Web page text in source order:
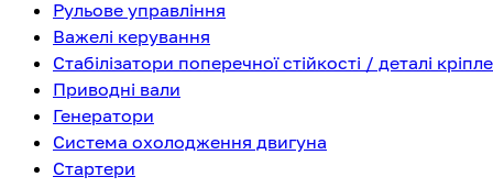
Рульове управління
Важелі керування
Стабілізатори поперечної стійкості / деталі
Приводні вали
Генератори
Система охолодження двигуна
Стартери